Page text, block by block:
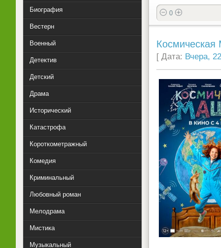
0
[ Дата: Вчера,
Биография
Вестерн
Военный
Детектив
Детский
Драма
Исторический
Катастрофа
Короткометражный
Комедия
Криминальный
Любовный роман
Мелодрама
Мистика
Музыкальный